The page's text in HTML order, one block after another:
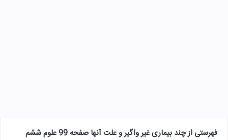
فهرستی از چند بیماری غیر واگیر و علت آنها صفحه 99 علوم ششم